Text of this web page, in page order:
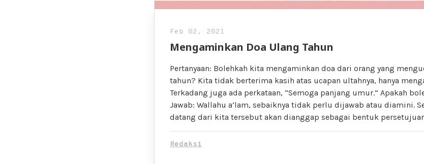
Feb 02, 2021
Mengaminkan Doa Ulang Tahun
Pertanyaan: Bolehkah kita mengaminkan doa dari orang yang
tahun? Kita tidak berterima kasih atas ucapan ultahnya, hanya
Terkadang juga ada perkataan, “Semoga panjang umur.” Apakah
Jawab: Wallahu a’lam, sebaiknya tidak perlu dijawab atau diamini.
datang dari kita tersebut akan dianggap sebagai bentuk
Redaksi